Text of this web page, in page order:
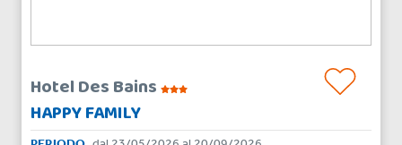
Hotel Des Bains
HAPPY FAMILY